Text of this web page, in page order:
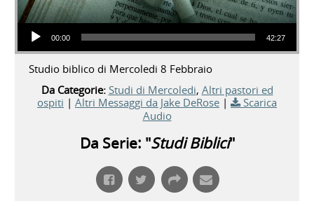
Audio Player
00:00 42:27
Studio biblico di Mercoledi 8 Febbraio
Da Categorie: Studi di Mercoledi, Altri pastori ed
ospiti | Altri Messaggi da Jake DeRose |
Scarica
Audio
Da Serie: "Studi Biblici"